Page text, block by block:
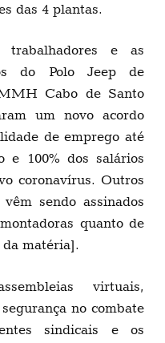
das 4 plantas.
trabalhadores e as
do Polo Jeep de
Cabo de Santo
um novo acordo
de emprego até
e 100% dos salários
coronavírus. Outros
sendo assinados
quanto de
matéria].
virtuais,
no combate
sindicais e os